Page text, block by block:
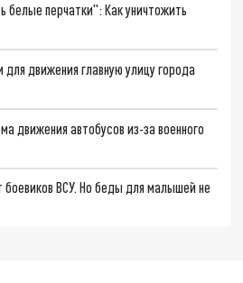
белые перчатки": Как уничтожить
движения главную улицу города
движения автобусов из-за военного
ВСУ. Но беды для малышей не